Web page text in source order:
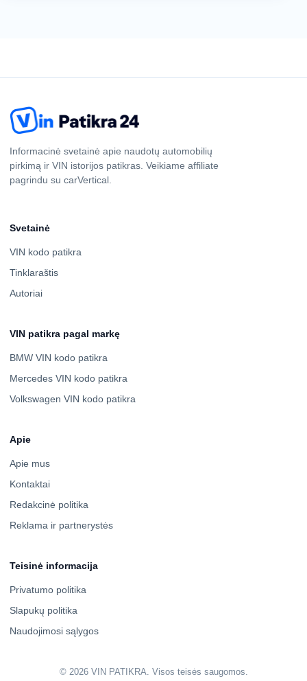
Informacinė svetainė apie naudotų automobilių
pirkimą ir VIN istorijos patikras. Veikiame affiliate
pagrindu su carVertical.
Svetainė
VIN kodo patikra
Tinklaraštis
Autoriai
VIN patikra pagal markę
BMW VIN kodo patikra
Mercedes VIN kodo patikra
Volkswagen VIN kodo patikra
Apie
Apie mus
Kontaktai
Redakcinė politika
Reklama ir partnerystės
Teisinė informacija
Privatumo politika
Slapukų politika
Naudojimosi sąlygos
© 2026 VIN PATIKRA. Visos teisės saugomos.